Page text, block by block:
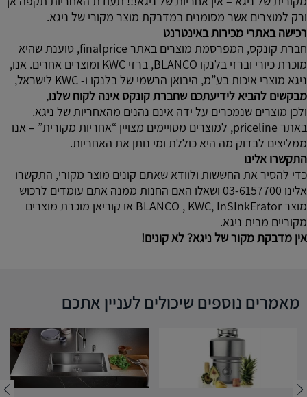
ורק למוצרים אשר מסומנים במדבקת מוצר מקורי של ניגא.
רכישה באתרי מכירות באינטרנט
חברת קונקס, המפרסמת מוצרים באתר finalprice, טוענת שהיא
מוכרת כיורי וברזי בלנקו BLANCO, ברזי KWC ומוצרים אחרים. אנו,
ניגא מוצרי איכות בע”מ, היבואן הרשמי של בלנקו ו- KWC לישראל,
מבקשים להביא לידיעתכם שחברת קונקס אינה לקוח שלנו,
ולכן מוצרים שנמכרים על ידה אינם נהנים מהאחריות של ניגא.
באתר priceline, למוצרים מסויימים מצויין “אחריות מקורית” – אנו
ממליצים לבדוק מה היא כוללת ומי נותן את האחריות.
התקשרו אלינו
כדי להסיר את החששות ולוודא שאתם קונים מוצר מקורי, התקשרו
אלינו 03-6157700 ושאלו האם החנות ממנה אתם עומדים לרכוש
מוצר BLANCO , KWC, InSInkErator או קוריאן מוכרת מוצרים
מקוריים מבית ניגא.
אין מדבקת מקור של ניגא? לא קונים!
מאמרים נוספים שיכולים לעניין אתכם